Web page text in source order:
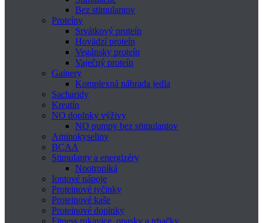
Bez stimulantov
Proteíny
Srvátkový proteín
Hovädzí proteín
Vegánsky proteín
Vaječný proteín
Gainery
Komplexná náhrada jedla
Sacharidy
Kreatín
NO doplnky výživy
NO pumpy bez stimulantov
Aminokyseliny
BCAA
Stimulanty a energizéry
Nootropiká
Iontové nápoje
Proteinové tyčinky
Proteinové kaše
Proteinové doplnky
Fitness rukavice, opasky a trhačky